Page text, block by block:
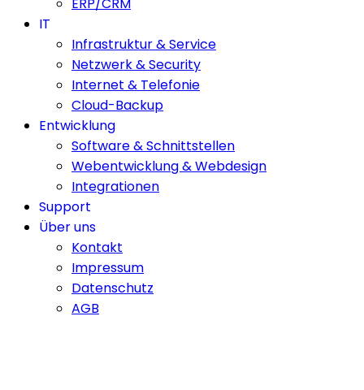
ERP/CRM
IT
Infrastruktur & Service
Netzwerk & Security
Internet & Telefonie
Cloud-Backup
Entwicklung
Software & Schnittstellen
Webentwicklung & Webdesign
Integrationen
Support
Über uns
Kontakt
Impressum
Datenschutz
AGB